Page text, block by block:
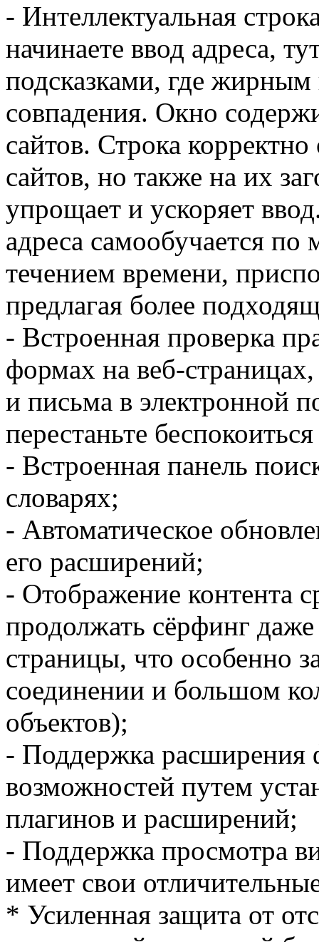
- Интеллектуальная
начинаете ввод адреса,
подсказками, где
совпадения. Окно
сайтов. Строка корректно
сайтов, но также на их
упрощает и ускоряет
адреса самообучается по
течением времени,
предлагая более
- Встроенная проверка
формах на веб-
и письма в электронной
перестаньте
- Встроенная панель
словарях;
- Автоматическое
его расширений;
- Отображение контента
продолжать сёрфинг
страницы, что особенно
соединении и большом
объектов);
- Поддержка расширения
возможностей путем
плагинов и расширений;
- Поддержка просмотра
имеет свои
* Усиленная защита от